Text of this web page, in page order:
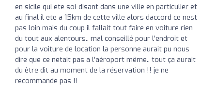
en sicile qui ete soi-disant dans une ville en particulier et
au final il ete a 15km de cette ville alors daccord ce nest
pas loin mais du coup il fallait tout faire en voiture rien
du tout aux alentours.. mal conseillé pour l'endroit et
pour la voiture de location la personne aurait pu nous
dire que ce netait pas a l'aéroport même.. tout ça aurait
du être dit au moment de la réservation !! je ne
recommande pas !!